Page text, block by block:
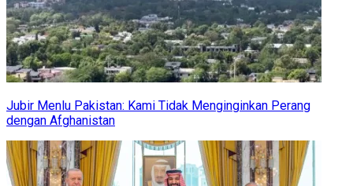
Jubir Menlu Pakistan: Kami Tidak Menginginkan Perang
dengan Afghanistan